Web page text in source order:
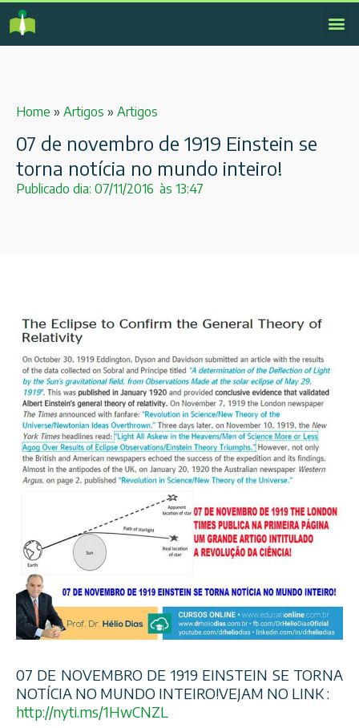
Home » Artigos » Artigos
07 de novembro de 1919 Einstein se
torna notícia no mundo inteiro!
Publicado dia: 07/11/2016 às 13:47
07 DE NOVEMBRO DE 1919 EINSTEIN SE TORNA
NOTÍCIA NO MUNDO INTEIRO!VEJAM NO LINK :
http://nyti.ms/1HwCNZL